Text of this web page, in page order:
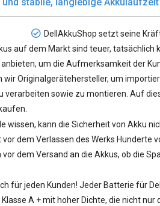
DellAkkuShop setzt seine
auf dem Markt sind teuer, tatsächlich
um die Aufmerksamkeit der
Originalgerätehersteller, um
sowie zu montieren. Auf
wissen, kann die Sicherheit von Akku
dem Verlassen des Werks Hunderte
dem Versand an die Akkus, ob die
für jeden Kunden! Jeder Batterie für
A + mit hoher Dichte, die nicht